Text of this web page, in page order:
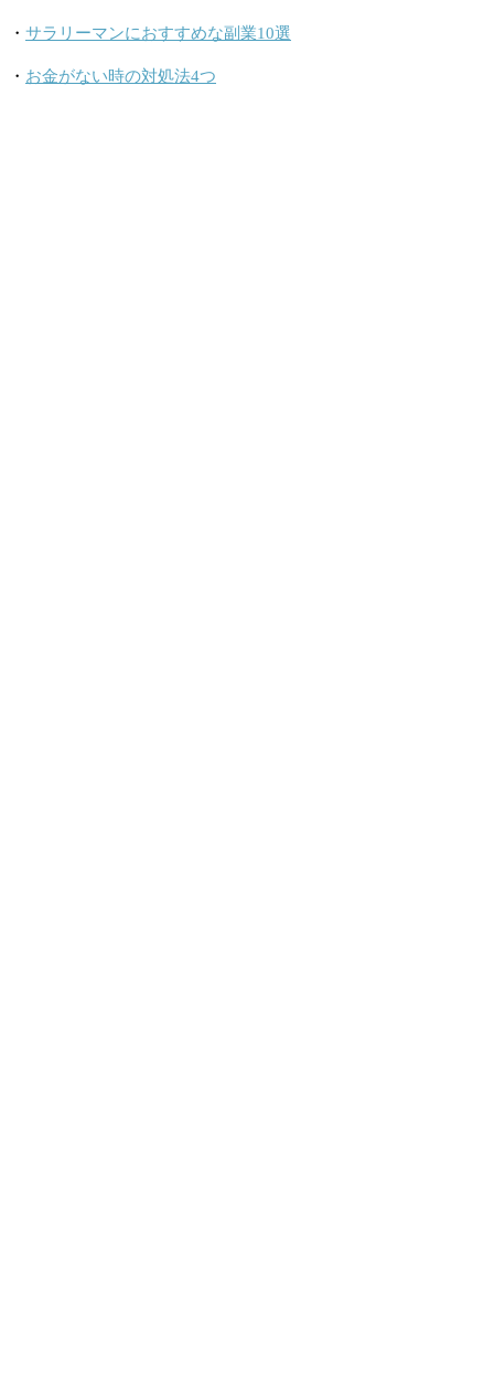
・ サラリーマンにおすすめな副業10選
・ お金がない時の対処法4つ